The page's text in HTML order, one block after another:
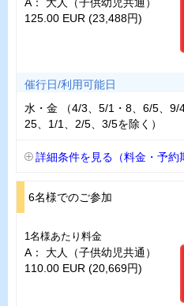
125.00 EUR (23,488円)
催行日/利用可能日
水・金 （4/3、5/1・8、6/5、9/
25、1/1、2/5、3/5を除く）
詳細条件を見る（料金・予約
6名様でのご参加
1名様あたり料金
A： 大人（子供幼児共通）
110.00 EUR (20,669円)